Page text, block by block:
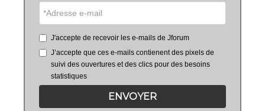
J'accepte de recevoir les e-mails de Jforum
J’accepte que ces e-mails contienent des pixels de
suivi des ouvertures et des clics pour des besoins
statistiques
ENVOYER